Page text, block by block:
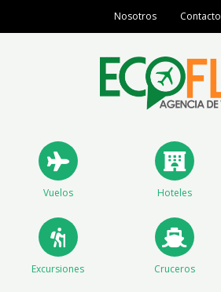
Nosotros Contacto
Vuelos Hoteles
Excursiones Cruceros